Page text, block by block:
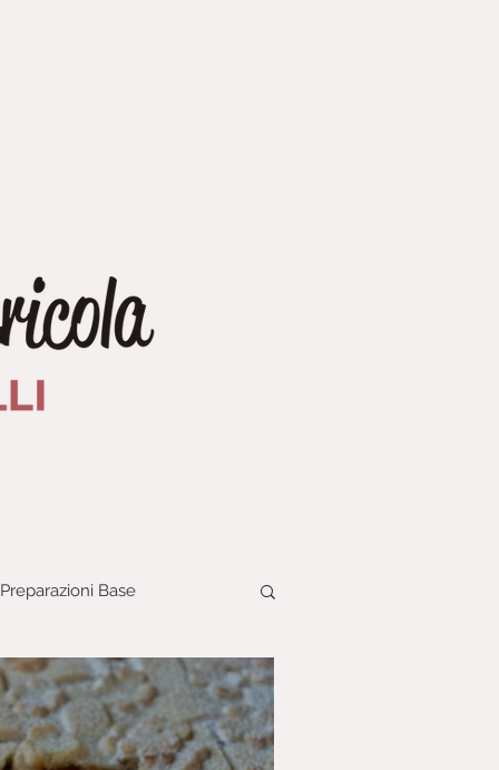
Preparazioni Base